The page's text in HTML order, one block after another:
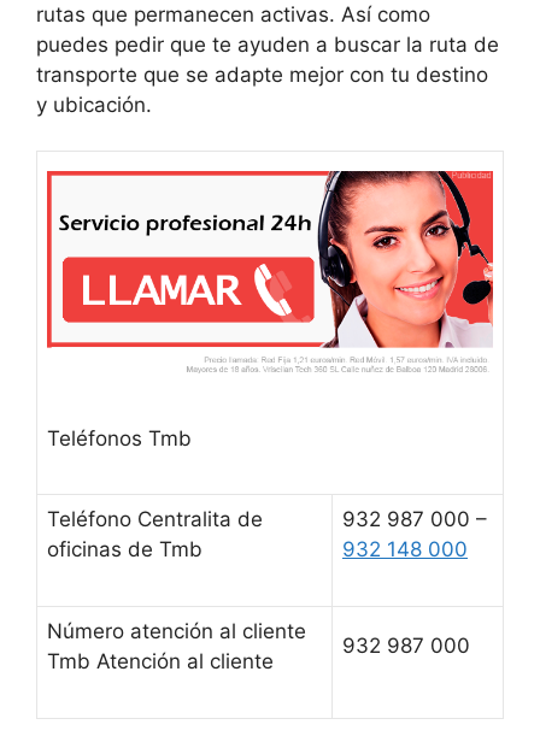
rutas que permanecen activas. Así como
puedes pedir que te ayuden a buscar la ruta de
transporte que se adapte mejor con tu destino
y ubicación.
Teléfonos Tmb
Teléfono Centralita de
oficinas de Tmb
932 987 000 –
932 148 000
Número atención al cliente
Tmb Atención al cliente
932 987 000